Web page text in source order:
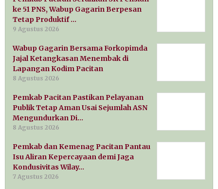
ke 51 PNS, Wabup Gagarin Berpesan
Tetap Produktif …
9 Agustus 2026
Wabup Gagarin Bersama Forkopimda
Jajal Ketangkasan Menembak di
Lapangan Kodim Pacitan
8 Agustus 2026
Pemkab Pacitan Pastikan Pelayanan
Publik Tetap Aman Usai Sejumlah ASN
Mengundurkan Di…
8 Agustus 2026
Pemkab dan Kemenag Pacitan Pantau
Isu Aliran Kepercayaan demi Jaga
Kondusivitas Wilay…
7 Agustus 2026